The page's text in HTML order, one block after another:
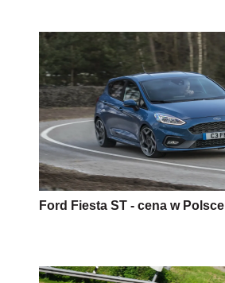
Ford Fiesta ST - cena w Polsce